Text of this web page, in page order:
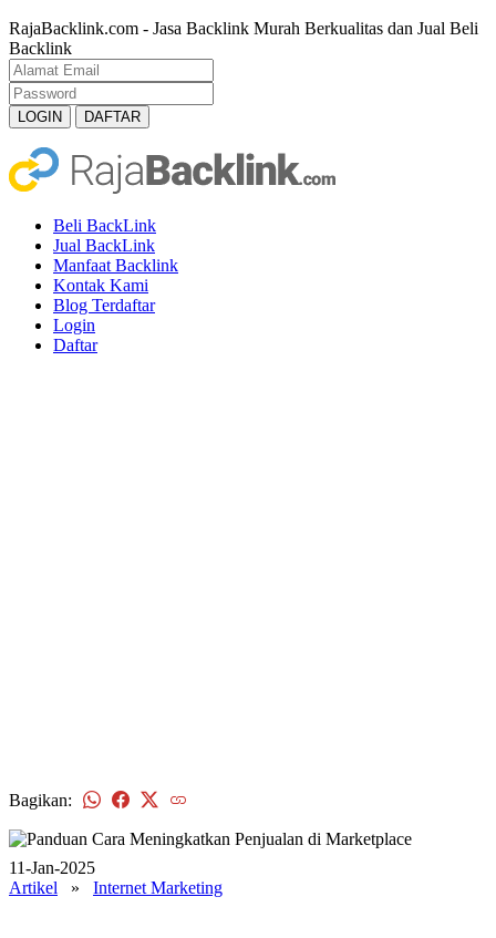
RajaBacklink.com - Jasa Backlink Murah Berkualitas dan Jual Beli
Backlink
Beli BackLink
Jual BackLink
Manfaat Backlink
Kontak Kami
Blog Terdaftar
Login
Daftar
Bagikan:
11-Jan-2025
Artikel » Internet Marketing